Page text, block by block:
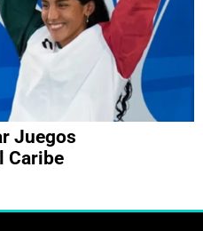
Juegos
Caribe